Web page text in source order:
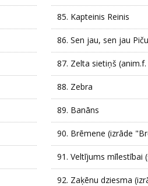
85. Kapteinis Reinis
86. Sen jau, sen jau
87. Zelta sietiņš
88. Zebra
89. Banāns
90. Brēmene (izrāde
91. Veltījums mīlestībai
92. Zaķēnu dziesma